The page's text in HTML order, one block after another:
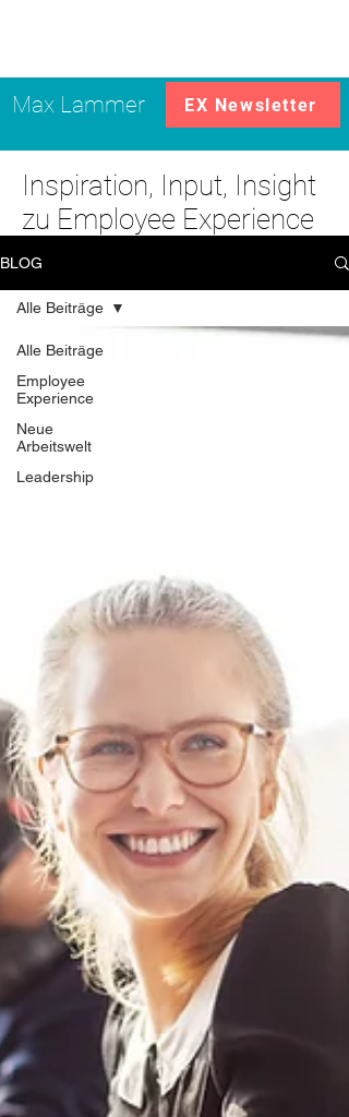
Max Lammer EX Newsletter
Inspiration, Input, Insight
zu Employee Experience
BLOG
Alle Beiträge
Employee
Experience
Neue
Arbeitswelt
Leadership
Alle Beiträge